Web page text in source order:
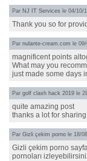
Par NJ IT Services le 04/10/
Thank you so for
Par nulante-cream.com le
magnificent points
What may you
just made some days
Par golf clash hack 2019 le
quite amazing post
thanks a lot for sharing
Par Gizli çekim porno le 18/
Gizli çekim porno
pornoları